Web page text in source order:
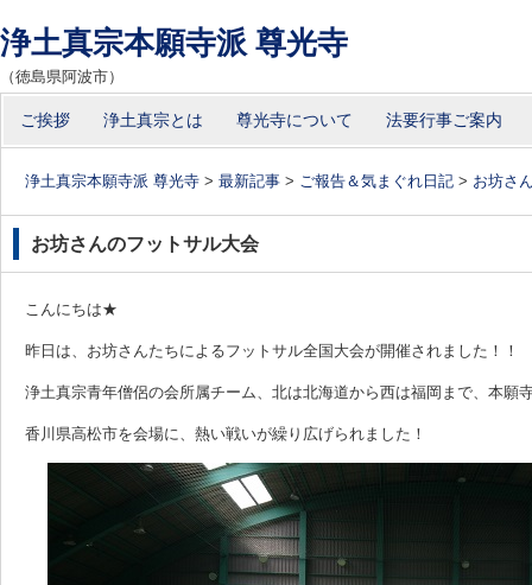
浄土真宗本願寺派 尊光寺
（徳島県阿波市）
メインメニュー
テ
ツ
へ
ご挨拶 浄土真宗とは 尊光寺について 法要行事ご案内
浄土真宗本願寺派 尊光寺 > 最新記事 > ご報告＆気まぐれ日記 > お坊さ
お坊さんのフットサル大会
こんにちは★
昨日は、お坊さんたちによるフットサル全国大会が開催されました！！
浄土真宗青年僧侶の会所属チーム、北は北海道から西は福岡まで、本願
香川県高松市を会場に、熱い戦いが繰り広げられました！